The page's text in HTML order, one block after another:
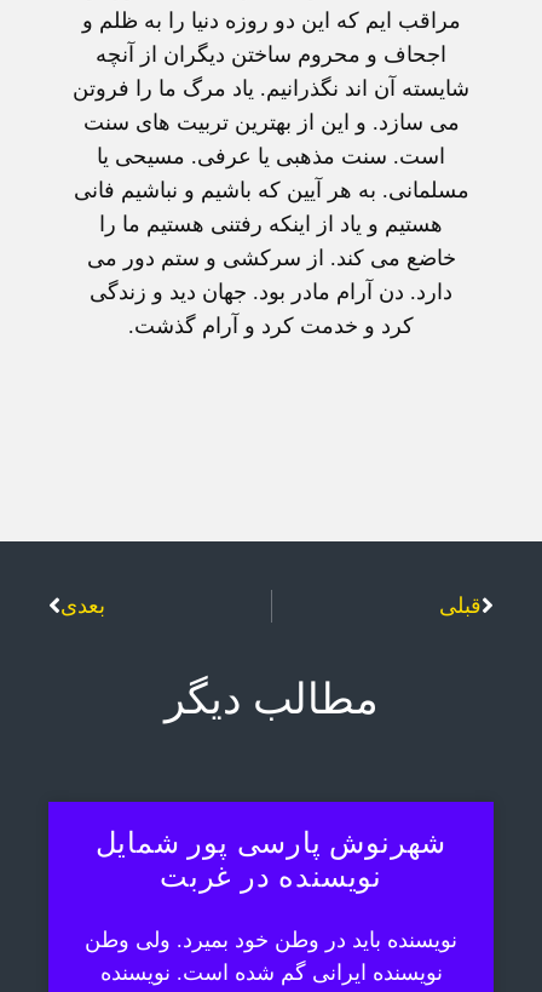
مراقب ایم که این دو روزه دنیا را به ظلم و
اجحاف و محروم ساختن دیگران از آنچه
شایسته آن اند نگذرانیم. یاد مرگ ما را فروتن
می سازد. و این از بهترین تربیت های سنت
است. سنت مذهبی یا عرفی. مسیحی یا
مسلمانی. به هر آیین که باشیم و نباشیم فانی
هستیم و یاد از اینکه رفتنی هستیم ما را
خاضع می کند. از سرکشی و ستم دور می
دارد. دن آرام مادر بود. جهان دید و زندگی
کرد و خدمت کرد و آرام گذشت.
قبلی بعدی
مطالب دیگر
شهرنوش پارسی پور شمایل
نویسنده در غربت
نویسنده باید در وطن خود بمیرد. ولی وطن
نویسنده ایرانی گم شده است. نویسنده